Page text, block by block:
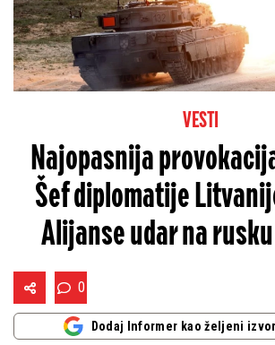
VESTI
Najopasnija
Šef diplomatije
Alijanse udar na
0
Dodaj Informer kao željeni